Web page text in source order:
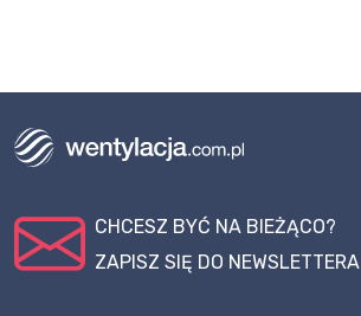
CHCESZ BYĆ NA BIEŻĄCO?
ZAPISZ SIĘ DO NEWSLETTERA